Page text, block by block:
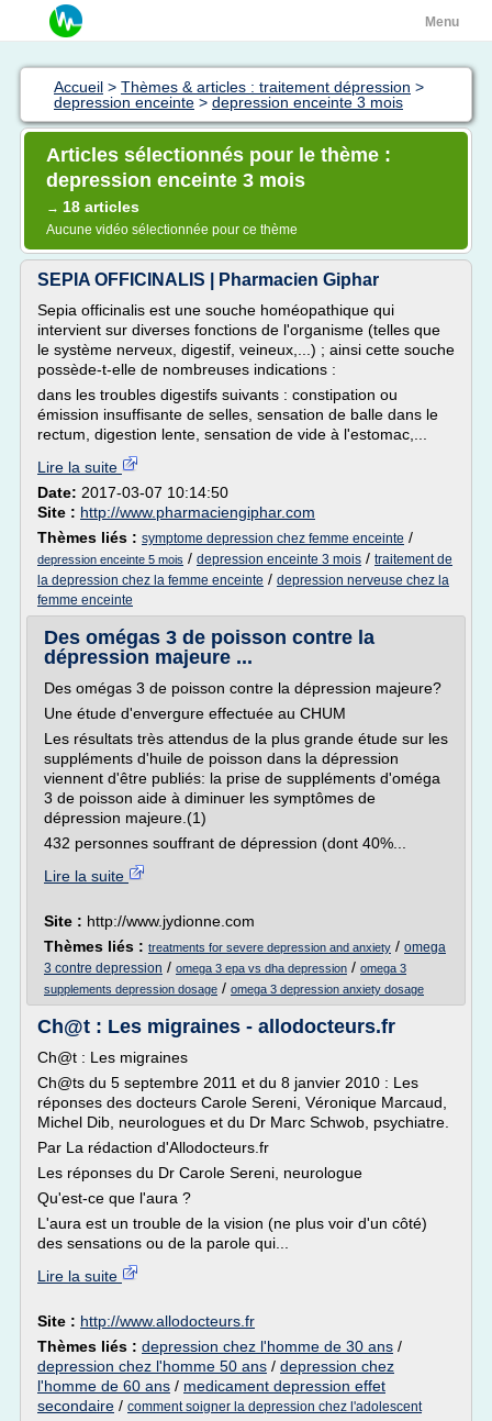
Menu
Accueil > Thèmes & articles : traitement dépression >
depression enceinte > depression enceinte 3 mois
Articles sélectionnés pour le thème :
depression enceinte 3 mois
→ 18 articles
Aucune vidéo sélectionnée pour ce thème
SEPIA OFFICINALIS | Pharmacien Giphar
Sepia officinalis est une souche homéopathique qui
intervient sur diverses fonctions de l'organisme (telles que
le système nerveux, digestif, veineux,...) ; ainsi cette souche
possède-t-elle de nombreuses indications :
dans les troubles digestifs suivants : constipation ou
émission insuffisante de selles, sensation de balle dans le
rectum, digestion lente, sensation de vide à l'estomac,...
Lire la suite
Date: 2017-03-07 10:14:50
Site : http://www.pharmaciengiphar.com
Thèmes liés : symptome depression chez femme enceinte /
depression enceinte 5 mois / depression enceinte 3 mois / traitement de
la depression chez la femme enceinte / depression nerveuse chez la
femme enceinte
Des omégas 3 de poisson contre la
dépression majeure ...
Des omégas 3 de poisson contre la dépression majeure?
Une étude d'envergure effectuée au CHUM
Les résultats très attendus de la plus grande étude sur les
suppléments d'huile de poisson dans la dépression
viennent d'être publiés: la prise de suppléments d'oméga
3 de poisson aide à diminuer les symptômes de
dépression majeure.(1)
432 personnes souffrant de dépression (dont 40%...
Lire la suite
Site : http://www.jydionne.com
Thèmes liés : treatments for severe depression and anxiety / omega
3 contre depression / omega 3 epa vs dha depression / omega 3
supplements depression dosage / omega 3 depression anxiety dosage
Ch@t : Les migraines - allodocteurs.fr
Ch@t : Les migraines
Ch@ts du 5 septembre 2011 et du 8 janvier 2010 : Les
réponses des docteurs Carole Sereni, Véronique Marcaud,
Michel Dib, neurologues et du Dr Marc Schwob, psychiatre.
Par La rédaction d'Allodocteurs.fr
Les réponses du Dr Carole Sereni, neurologue
Qu'est-ce que l'aura ?
L'aura est un trouble de la vision (ne plus voir d'un côté)
des sensations ou de la parole qui...
Lire la suite
Site : http://www.allodocteurs.fr
Thèmes liés : depression chez l'homme de 30 ans /
depression chez l'homme 50 ans / depression chez
l'homme de 60 ans / medicament depression effet
secondaire / comment soigner la depression chez l'adolescent